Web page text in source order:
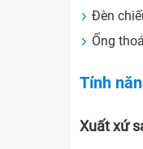
Đèn
Ống
Tính
Xuất xứ